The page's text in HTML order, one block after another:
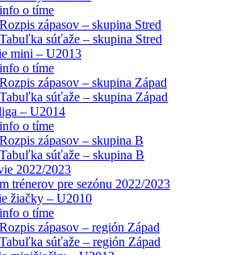
info o tíme
Rozpis zápasov – skupina Stred
Tabuľka súťaže – skupina Stred
mini – U2013
info o tíme
Rozpis zápasov – skupina Západ
Tabuľka súťaže – skupina Západ
– U2014
info o tíme
Rozpis zápasov – skupina B
Tabuľka súťaže – skupina B
2022/2023
trénerov pre sezónu 2022/2023
žiačky – U2010
info o tíme
Rozpis zápasov – región Západ
Tabuľka súťaže – región Západ